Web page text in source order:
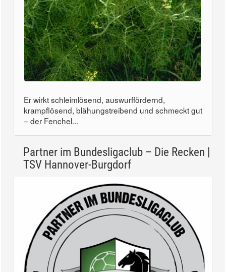
Er wirkt schleimlösend, auswurffördernd,
krampflösend, blähungstreibend und schmeckt gut
– der Fenchel...
Partner im Bundesligaclub – Die Recken |
TSV Hannover-Burgdorf